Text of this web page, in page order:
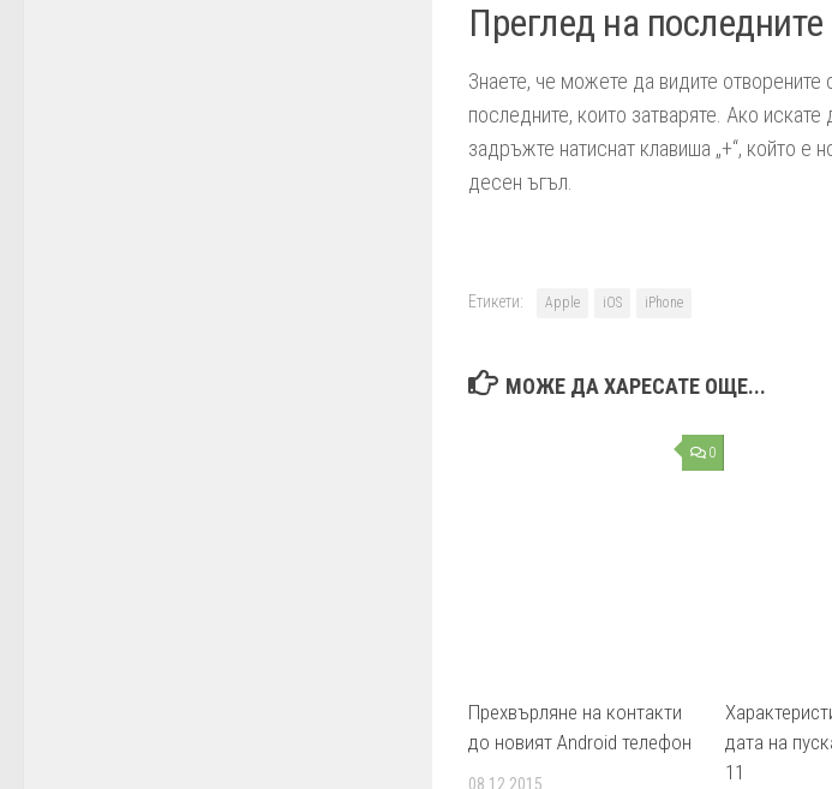
Преглед на
Знаете, че можете да видите
последните, които затваряте. Ако
задръжте натиснат клавиша „+“, който е
десен ъгъл.
Етикети: Apple iOS iPhone
МОЖЕ ДА ХАРЕСАТЕ ОЩЕ...
0
Прехвърляне на контакти
до новият Android телефон
08.12.2015
дата на
11